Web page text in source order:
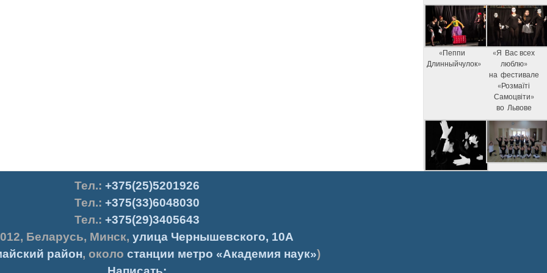
«Пеппи
Длинныйчулок»
«Я Вас всех
люблю»
на фестивале
«Розмаїті
Самоцвіти»
во Львове
Тел.: +375(25)5201926
Тел.: +375(33)6048030
Тел.: +375(29)3405643
, Беларусь, Минск, улица Чернышевского, 10А
район, около станции метро «Академия наук»)